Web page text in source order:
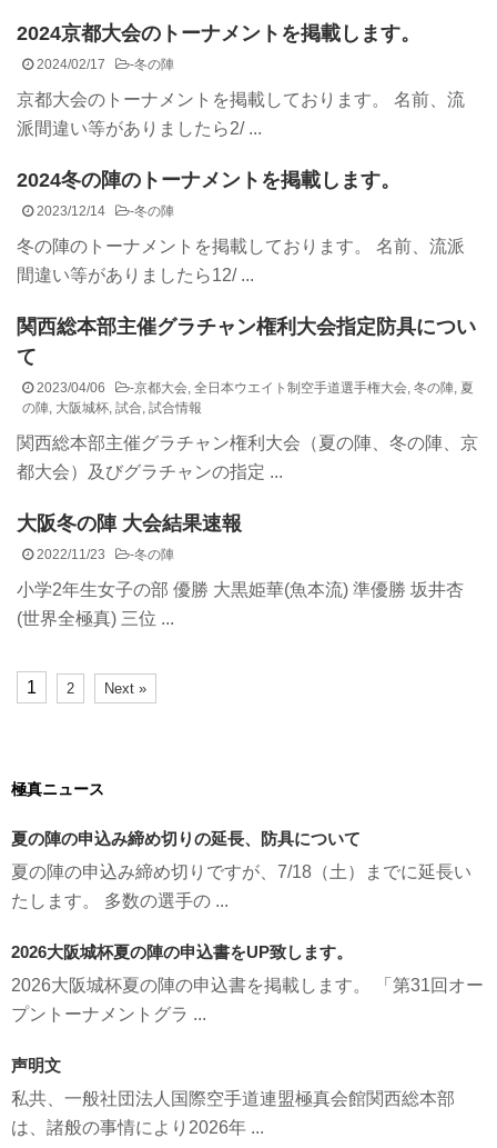
2024京都大会のトーナメントを掲載します。
2024/02/17 -冬の陣
京都大会のトーナメントを掲載しております。 名前、流
派間違い等がありましたら2/ ...
2024冬の陣のトーナメントを掲載します。
2023/12/14 -冬の陣
冬の陣のトーナメントを掲載しております。 名前、流派
間違い等がありましたら12/ ...
関西総本部主催グラチャン権利大会指定防具につい
て
2023/04/06 -京都大会, 全日本ウエイト制空手道選手権大会, 冬の陣, 夏
の陣, 大阪城杯, 試合, 試合情報
関西総本部主催グラチャン権利大会（夏の陣、冬の陣、京
都大会）及びグラチャンの指定 ...
大阪冬の陣 大会結果速報
2022/11/23 -冬の陣
小学2年生女子の部 優勝 大黒姫華(魚本流) 準優勝 坂井杏
(世界全極真) 三位 ...
1 2 Next »
極真ニュース
夏の陣の申込み締め切りの延長、防具について
夏の陣の申込み締め切りですが、7/18（土）までに延長い
たします。 多数の選手の ...
2026大阪城杯夏の陣の申込書をUP致します。
2026大阪城杯夏の陣の申込書を掲載します。 「第31回オー
プントーナメントグラ ...
声明文
私共、一般社団法人国際空手道連盟極真会館関西総本部
は、諸般の事情により2026年 ...